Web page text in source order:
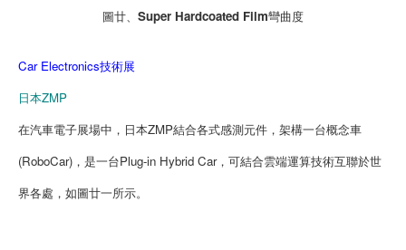
圖廿、Super Hardcoated Film彎曲度
Car Electronics技術展
日本ZMP
在汽車電子展場中，日本ZMP結合各式感測元件，架構一台概念車
(RoboCar)，是一台Plug-in Hybrid Car，可結合雲端運算技術互聯於世
界各處，如圖廿一所示。